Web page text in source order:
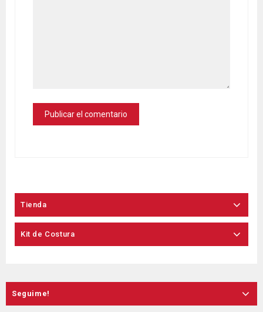
Tienda
Kit de Costura
Seguime!